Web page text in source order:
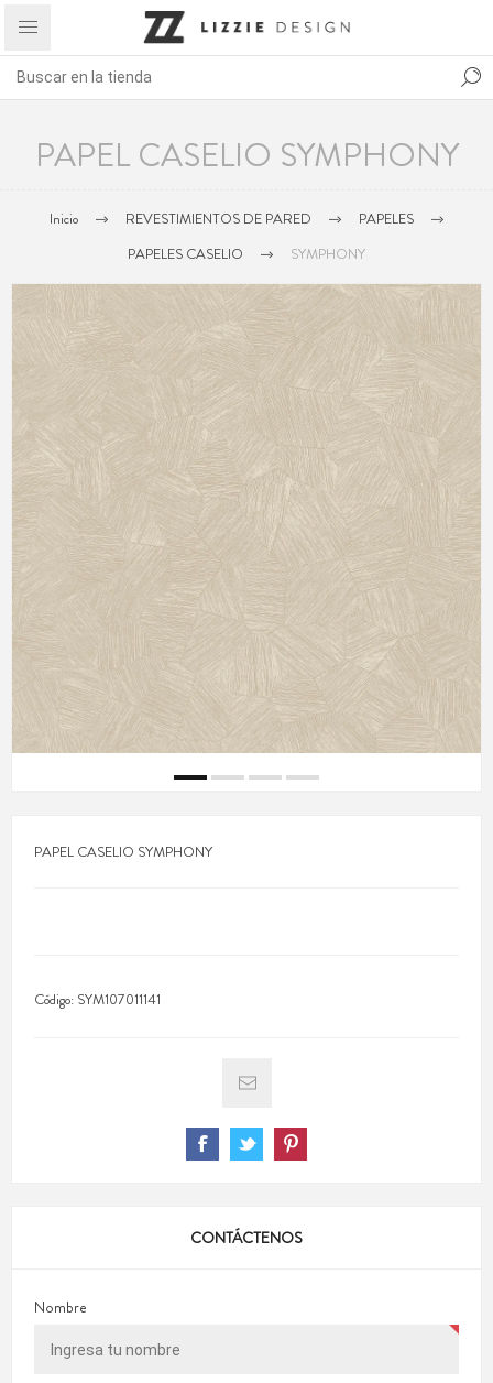
PAPEL CASELIO SYMPHONY
Inicio REVESTIMIENTOS DE PARED
PAPELES
PAPELES CASELIO
SYMPHONY
PAPEL CASELIO SYMPHONY
Código: SYM107011141
CONTÁCTENOS
Nombre